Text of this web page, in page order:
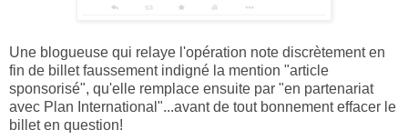
Une blogueuse qui relaye l'opération note discrètement en
fin de billet faussement indigné la mention "article
sponsorisé", qu'elle remplace ensuite par "en partenariat
avec Plan International"...avant de tout bonnement effacer le
billet en question!